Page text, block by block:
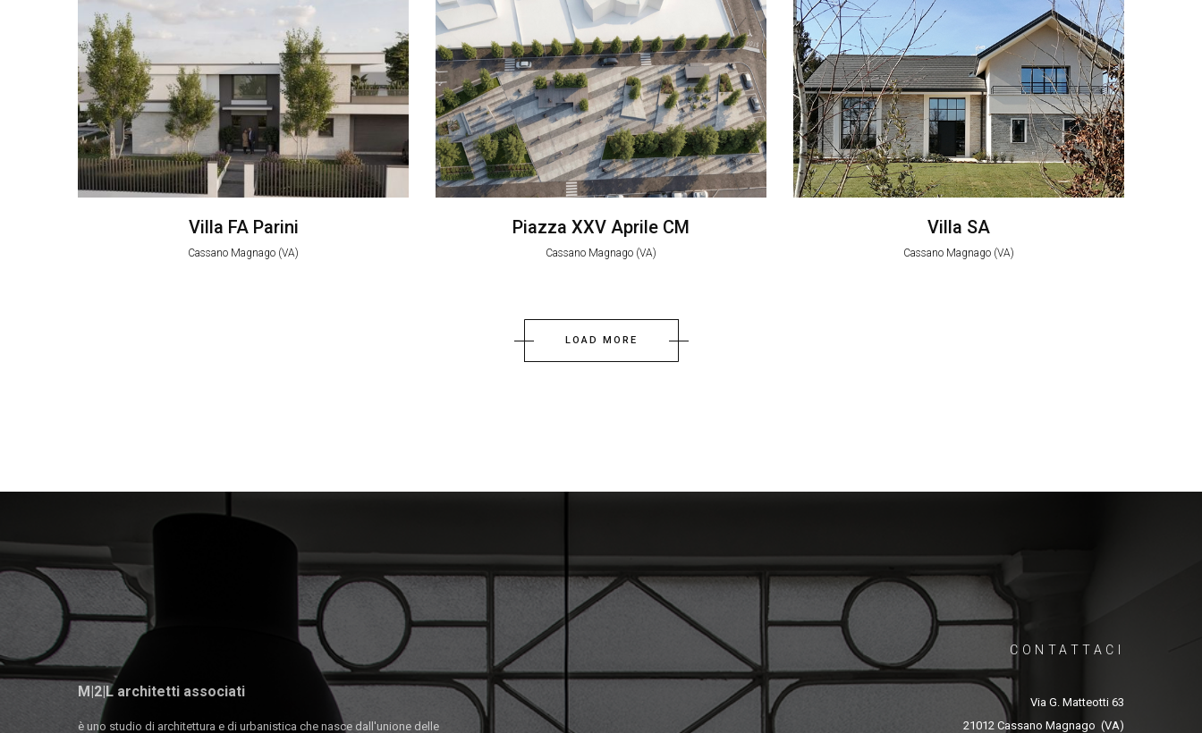
Villa FA Parini
Cassano Magnago (VA)
Piazza XXV Aprile CM
Cassano Magnago (VA)
Villa SA
Cassano Magnago (VA)
LOAD MORE
M|2|L architetti associati
è uno studio di architettura e di urbanistica che nasce dall'unione delle
CONTATTACI
Via G. Matteotti 63
21012 Cassano Magnago (VA)